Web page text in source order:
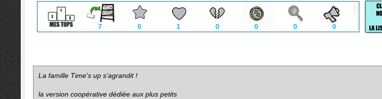
7 0 1 0 0 0 0
La famille Time's up s’agrandit !
la version coopérative dédiée aux plus petits